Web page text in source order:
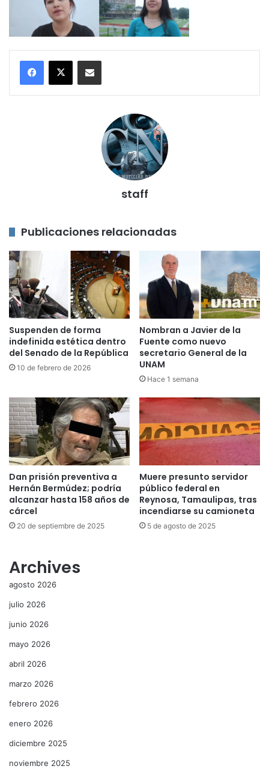
Compartir por correo electrónico
staff
Publicaciones relacionadas
Suspenden de forma
indefinida estética dentro
del Senado de la República
10 de febrero de 2026
Nombran a Javier de la
Fuente como nuevo
secretario General de la
UNAM
Hace 1 semana
Dan prisión preventiva a
Hernán Bermúdez; podría
alcanzar hasta 158 años de
cárcel
20 de septiembre de 2025
Muere presunto servidor
público federal en
Reynosa, Tamaulipas, tras
incendiarse su camioneta
5 de agosto de 2025
Archives
agosto 2026
julio 2026
junio 2026
mayo 2026
abril 2026
marzo 2026
febrero 2026
enero 2026
diciembre 2025
noviembre 2025